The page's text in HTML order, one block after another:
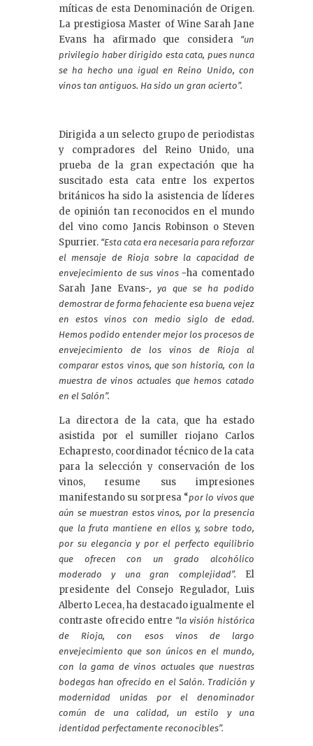
míticas de esta Denominación de Origen.
La prestigiosa Master of Wine Sarah Jane
Evans ha afirmado que considera
“un
privilegio haber dirigido esta cata, pues nunca
se ha hecho una igual en Reino Unido, con
vinos tan antiguos. Ha sido un gran acierto”.
Dirigida a un selecto grupo de periodistas
y compradores del Reino Unido, una
prueba de la gran expectación que ha
suscitado esta cata entre los expertos
británicos ha sido la asistencia de líderes
de opinión tan reconocidos en el mundo
del vino como Jancis Robinson o Steven
Spurrier. “Esta cata era necesaria para reforzar
el mensaje de Rioja sobre la capacidad de
envejecimiento de sus vinos –ha comentado
Sarah Jane Evans-, ya que se ha podido
demostrar de forma fehaciente esa buena vejez
en estos vinos con medio siglo de edad.
Hemos podido entender mejor los procesos de
envejecimiento de los vinos de Rioja al
comparar estos vinos, que son historia, con la
muestra de vinos actuales que hemos catado
en el Salón”.
La directora de la cata, que ha estado
asistida por el sumiller riojano Carlos
Echapresto, coordinador técnico de la cata
para la selección y conservación de los
vinos, resume sus impresiones
manifestando su sorpresa “por lo vivos que
aún se muestran estos vinos, por la presencia
que la fruta mantiene en ellos y, sobre todo,
por su elegancia y por el perfecto equilibrio
que ofrecen con un grado alcohólico
moderado y una gran complejidad”. El
presidente del Consejo Regulador, Luis
Alberto Lecea, ha destacado igualmente el
contraste ofrecido entre “la visión histórica
de Rioja, con esos vinos de largo
envejecimiento que son únicos en el mundo,
con la gama de vinos actuales que nuestras
bodegas han ofrecido en el Salón. Tradición y
modernidad unidas por el denominador
común de una calidad, un estilo y una
identidad perfectamente reconocibles”.